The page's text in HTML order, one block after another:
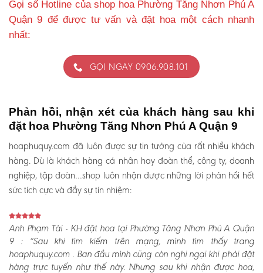
Gọi số Hotline của shop hoa Phường Tăng Nhơn Phú A
Quận 9 để được tư vấn và đặt hoa một cách nhanh
nhất:
GỌI NGAY 0906.908.101
Phản hồi, nhận xét của khách hàng sau khi
đặt hoa Phường Tăng Nhơn Phú A Quận 9
hoaphuquy.com đã luôn được sự tin tưởng của rất nhiều khách
hàng. Dù là khách hàng cá nhân hay đoàn thể, công ty, doanh
nghiệp, tập đoàn…shop luôn nhận được những lời phản hồi hết
sức tích cực và đầy sự tín nhiệm:
Anh Phạm Tài - KH đặt hoa tại Phường Tăng Nhơn Phú A Quận
9 :“Sau khi tìm kiếm trên mạng, mình tìm thấy trang
hoaphuquy.com . Ban đầu mình cũng còn nghi ngại khi phải đặt
hàng trực tuyến như thế này. Nhưng sau khi nhận được hoa,